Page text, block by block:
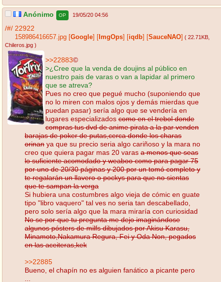
Anónimo OP 19/05/20 04:56
/#/ 22922
158986416657.jpg Google ImgOps iqdb SauceNAO ( 22.71KB
Chileros.jpg )
>>22883©
>¿Cree que la venda de doujins al público en
nuestro pais de varas o van a lapidar al primero
que se atreva?
Pues no creo que pegué mucho (suponiendo que
no lo miren con malos ojos y demás mierdas que
puedan pasar) sería algo que se vendería en
lugares especializados como en el trebol donde
compras tus dvd de anime pirata a la par venden
barajas de poker de putas,cerca donde los charas
orinan ya que su precio seria algo cariñoso y la mara no
creo que quiera pagar mas 20 varas a menos que seas
lo suficiente acomodado y weaboo como para pagar 75
por uno de 20/30 páginas y 200 por un tomó completo y
te regalarán un llavero o pockys para que no sientas
que te sampan la verga
Si hubiera una costumbres algo vieja de cómic en guate
tipo "libro vaquero" tal ves no seria tan descabellado,
pero solo sería algo que la mara miraría con curiosidad
No se por que tu pregunta me dejo imaginándose
algunos pósters de milfs dibujados por Akisu Karasu,
Minamoto,Nakamura Regura, Fei y Oda Non, pegados
en las aceiteras,kek
>>22885
Bueno, el chapín no es alguien fanático a picante pero